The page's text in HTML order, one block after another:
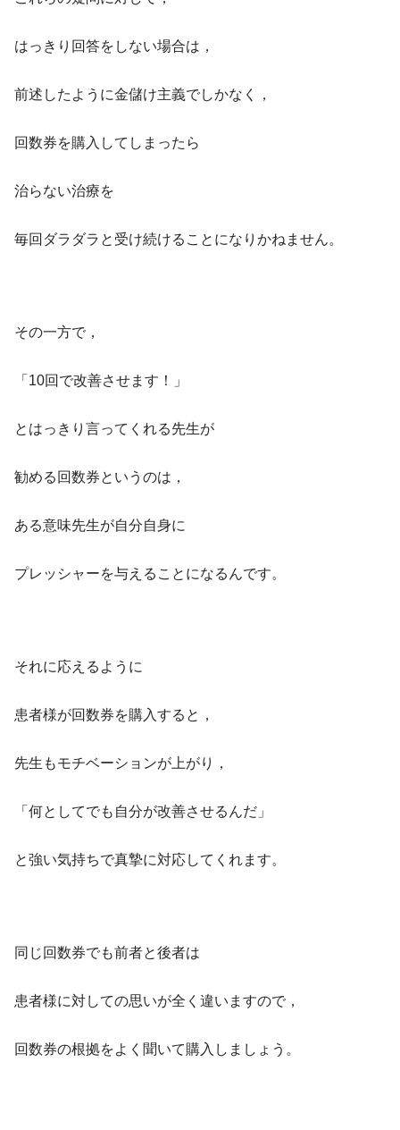
はっきり回答をしない場合は，
前述したように金儲け主義でしかなく，
回数券を購入してしまったら
治らない治療を
毎回ダラダラと受け続けることになりかねません。
その一方で，
「10回で改善させます！」
とはっきり言ってくれる先生が
勧める回数券というのは，
ある意味先生が自分自身に
プレッシャーを与えることになるんです。
それに応えるように
患者様が回数券を購入すると，
先生もモチベーションが上がり，
「何としてでも自分が改善させるんだ」
と強い気持ちで真摯に対応してくれます。
同じ回数券でも前者と後者は
患者様に対しての思いが全く違いますので，
回数券の根拠をよく聞いて購入しましょう。